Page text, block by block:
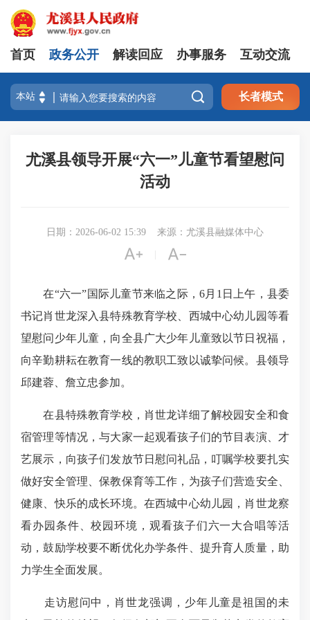
首页 政务公开 解读回应 办事服务 互动交流
 长者模式
尤溪县领导开展“六一”儿童节看望慰问
活动
日期：2026-06-02 15:39 来源：尤溪县融媒体中心
 
在“六一”国际儿童节来临之际，6月1日上午，县委
书记肖世龙深入县特殊教育学校、西城中心幼儿园等看
望慰问少年儿童，向全县广大少年儿童致以节日祝福，
向辛勤耕耘在教育一线的教职工致以诚挚问候。县领导
邱建蓉、詹立忠参加。
在县特殊教育学校，肖世龙详细了解校园安全和食
宿管理等情况，与大家一起观看孩子们的节目表演、才
艺展示，向孩子们发放节日慰问礼品，叮嘱学校要扎实
做好安全管理、保教保育等工作，为孩子们营造安全、
健康、快乐的成长环境。在西城中心幼儿园，肖世龙察
看办园条件、校园环境，观看孩子们六一大合唱等活
动，鼓励学校要不断优化办学条件、提升育人质量，助
力学生全面发展。
走访慰问中，肖世龙强调，少年儿童是祖国的未